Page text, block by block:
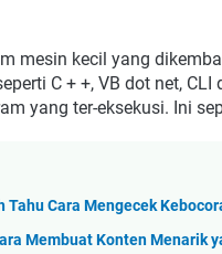
mesin kecil yang
C + +, VB dot net,
yang ter-eksekusi. Ini
Tahu Cara Mengecek
Membuat Konten Menarik